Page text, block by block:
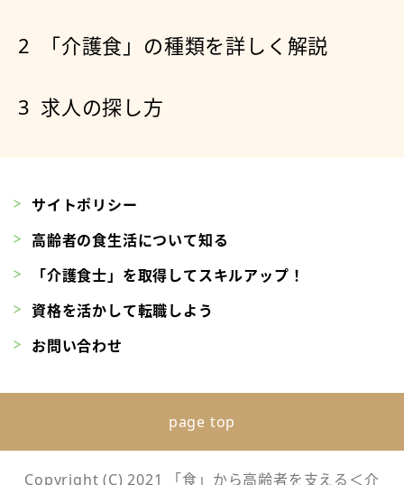
「介護食」の種類を詳しく解説
求人の探し方
サイトポリシー
高齢者の食生活について知る
「介護食士」を取得してスキルアップ！
資格を活かして転職しよう
お問い合わせ
page top
Copyright (C) 2021 「食」から高齢者を支える＜介